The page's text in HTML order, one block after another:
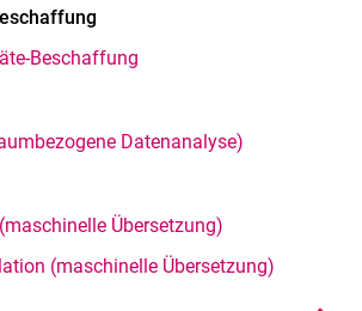
Beschaffung
Datenanalyse)
Übersetzung)
(maschinelle Übersetzung)